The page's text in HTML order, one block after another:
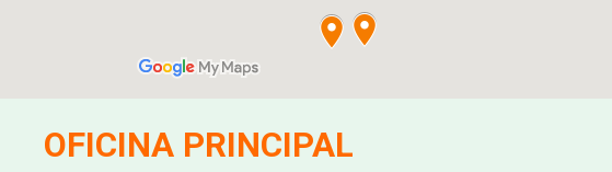
OFICINA PRINCIPAL